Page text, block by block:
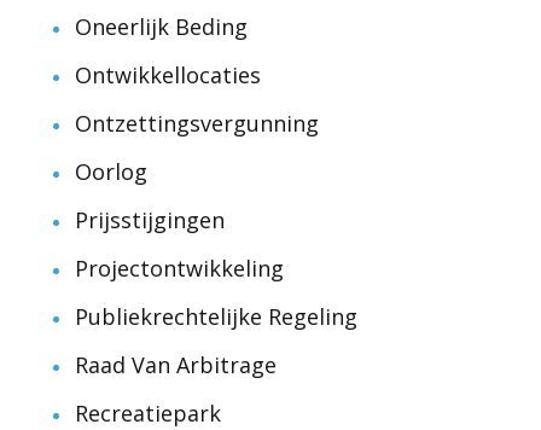
Oneerlijk Beding
Ontwikkellocaties
Ontzettingsvergunning
Oorlog
Prijsstijgingen
Projectontwikkeling
Publiekrechtelijke Regeling
Raad Van Arbitrage
Recreatiepark